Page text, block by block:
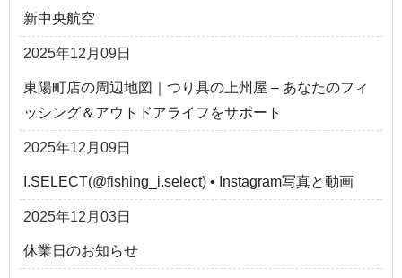
新中央航空
2025年12月09日
東陽町店の周辺地図｜つり具の上州屋 – あなたのフィ
ッシング＆アウトドアライフをサポート
2025年12月09日
I.SELECT(@fishing_i.select) • Instagram写真と動画
2025年12月03日
休業日のお知らせ